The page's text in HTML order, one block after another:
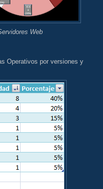
Web
Operativos por versiones y